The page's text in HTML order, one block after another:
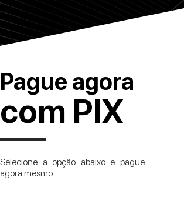
Pague agora
com PIX
Selecione a opção abaixo e pague
agora mesmo